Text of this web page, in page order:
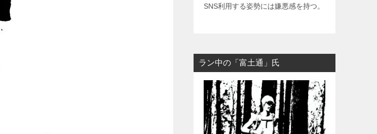
SNS利用する姿勢には嫌悪感を持つ。
ラン中の「富土通」氏